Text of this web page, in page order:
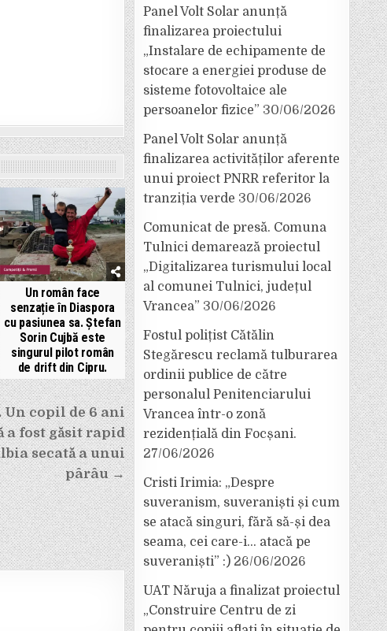
Un român face
senzație în Diaspora
cu pasiunea sa. Ștefan
Sorin Cujbă este
singurul pilot român
de drift din Cipru.
Un copil de 6 ani
a fost găsit rapid
secată a unui
pârâu →
Panel Volt Solar anunță
finalizarea proiectului
„Instalare de echipamente de
stocare a energiei produse de
sisteme fotovoltaice ale
persoanelor fizice” 30/06/2026
Panel Volt Solar anunță
finalizarea activităților aferente
unui proiect PNRR referitor la
tranziția verde 30/06/2026
Comunicat de presă. Comuna
Tulnici demarează proiectul
„Digitalizarea turismului local
al comunei Tulnici, județul
Vrancea” 30/06/2026
Fostul polițist Cătălin
Stegărescu reclamă tulburarea
ordinii publice de către
personalul Penitenciarului
Vrancea într-o zonă
rezidențială din Focșani.
27/06/2026
Cristi Irimia: „Despre
suveranism, suveraniști și cum
se atacă singuri, fără să-și dea
seama, cei care-i… atacă pe
suveraniști” :) 26/06/2026
UAT Năruja a finalizat proiectul
„Construire Centru de zi